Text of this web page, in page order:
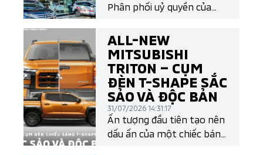
Phân phối uỷ quyền của
Nam
ALL-NEW
MITSUBISHI
TRITON – CỤM
ĐÈN T-SHAPE SẮC
SẢO VÀ ĐỘC BẢN
31/07/2026 14:31:17
Ấn tượng đầu tiên tạo nên
dấu ấn của một chiếc bán